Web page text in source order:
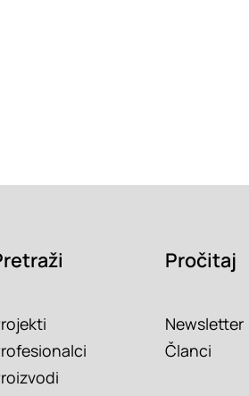
Pročitaj
Newsletter
Članci